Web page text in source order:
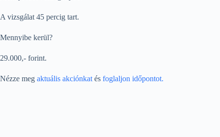
A vizsgálat 45 percig tart.
Mennyibe kerül?
29.000,- forint.
Nézze meg aktuális akciónkat és foglaljon időpontot.